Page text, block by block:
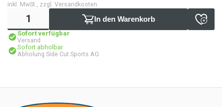
inkl. MwSt., zzgl. Versandkosten
In den Warenkorb
Sofort verfügbar
Versand
Sofort abholbar
Abholung Side Cut Sports AG